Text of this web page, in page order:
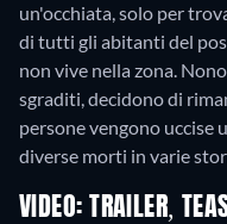
un'occhiata, solo per
di tutti gli abitanti del
non vive nella zona.
sgraditi, decidono di
persone vengono uccise
diverse morti in varie
VIDEO: TRAILER,